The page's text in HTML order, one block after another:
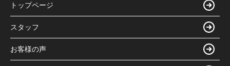
トップページ
スタッフ
お客様の声